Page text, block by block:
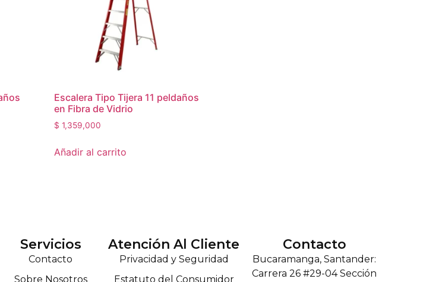
Escalera Tipo Tijera 11 peldaños
en Fibra de Vidrio
$ 1,359,000
Añadir al carrito
Servicios
Contacto
Sobre Nosotros
Atención Al Cliente
Privacidad y Seguridad
Estatuto del Consumidor
Contacto
Bucaramanga, Santander:
Carrera 26 #29-04 Sección